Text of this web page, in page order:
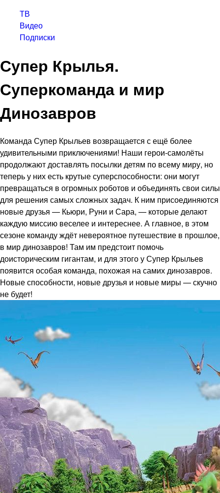
ТВ
Видео
Подписки
Супер Крылья.
Суперкоманда и мир
Динозавров
Команда Супер Крыльев возвращается с ещё более
удивительными приключениями! Наши герои-самолёты
продолжают доставлять посылки детям по всему миру, но
теперь у них есть крутые суперспособности: они могут
превращаться в огромных роботов и объединять свои силы
для решения самых сложных задач. К ним присоединяются
новые друзья — Кьюри, Руни и Сара, — которые делают
каждую миссию веселее и интереснее. А главное, в этом
сезоне команду ждёт невероятное путешествие в прошлое,
в мир динозавров! Там им предстоит помочь
доисторическим гигантам, и для этого у Супер Крыльев
появится особая команда, похожая на самих динозавров.
Новые способности, новые друзья и новые миры — скучно
не будет!